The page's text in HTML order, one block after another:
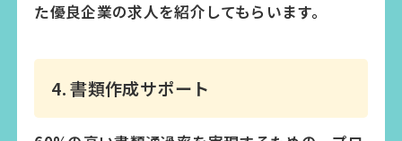
た優良企業の求人を紹介してもらいます。
4. 書類作成サポート